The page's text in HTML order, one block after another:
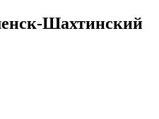
Шахтинский